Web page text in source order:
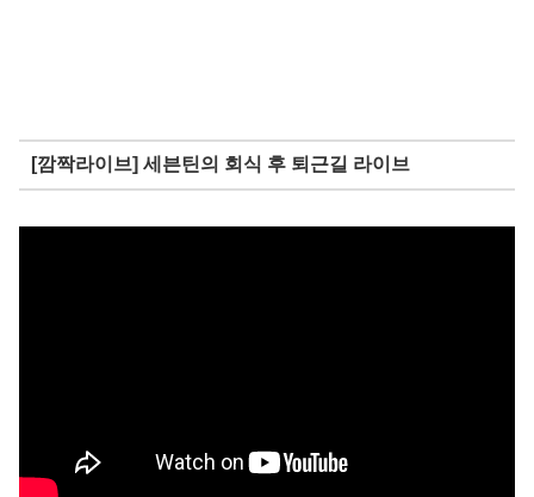
[깜짝라이브] 세븐틴의 회식 후 퇴근길 라이브